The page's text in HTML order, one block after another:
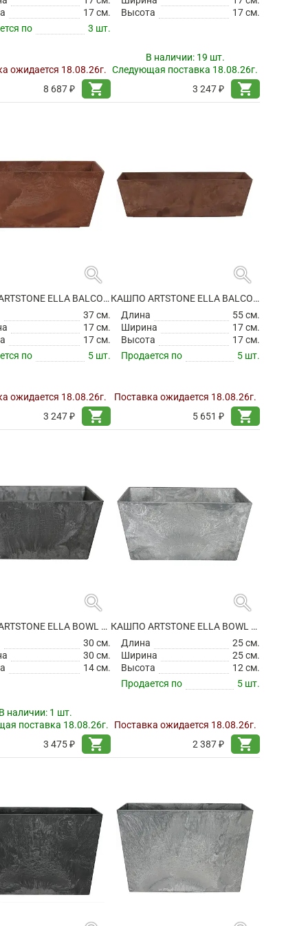
17 см.
по
3 шт.
ожидается 18.08.26г.
8 687 ₽
shopping_cart
Высота
17 см.
В наличии: 19 шт.
Следующая поставка 18.08.26г.
3 247 ₽
shopping_cart
search
КАШПО ARTSTONE ELLA BALCONY OAK
37 см.
17 см.
17 см.
по
5 шт.
ожидается 18.08.26г.
3 247 ₽
shopping_cart
search
КАШПО ARTSTONE ELLA BALCONY OAK
Длина
55 см.
Ширина
17 см.
Высота
17 см.
Продается по
5 шт.
Поставка ожидается 18.08.26г.
5 651 ₽
shopping_cart
search
КАШПО ARTSTONE ELLA BOWL BLACK
30 см.
30 см.
14 см.
наличии: 1 шт.
поставка 18.08.26г.
3 475 ₽
shopping_cart
search
КАШПО ARTSTONE ELLA BOWL GREY
Длина
25 см.
Ширина
25 см.
Высота
12 см.
Продается по
5 шт.
Поставка ожидается 18.08.26г.
2 387 ₽
shopping_cart